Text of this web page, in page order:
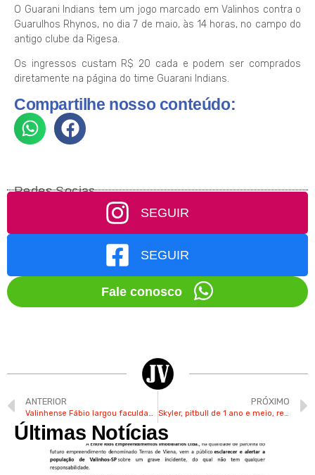
O Guarani Indians tem um jogo marcado em Valinhos contra o
Guarulhos Rhynos, no dia 7 de maio, às 14 horas, no campo do
antigo clube da Rigesa.
Os ingressos custam R$ 20 cada e podem ser comprados
diretamente na página do time Guarani Indians.
Compartilhe nosso conteúdo:
Redes Socias
SEGUIR
SEGUIR
Fale conosco
ANTERIOR
Valinhense Fábio largou faculdade para se tornar tatuador
PRÓXIMO
Skyler, pitbull de 1 ano e meio, recebe cuidados do valinhense Renan
Últimas Notícias